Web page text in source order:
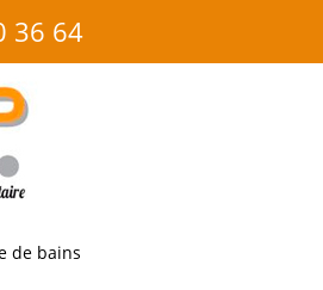
36 64
de bains
cookies